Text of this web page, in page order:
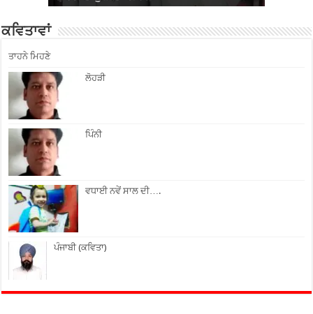
ਕਵਿਤਾਵਾਂ
ਤਾਹਨੇ ਮਿਹਣੇ
ਲੋਹੜੀ
ਪਿੰਨੀ
ਵਧਾਈ ਨਵੇਂ ਸਾਲ ਦੀ….
ਪੰਜਾਬੀ (ਕਵਿਤਾ)